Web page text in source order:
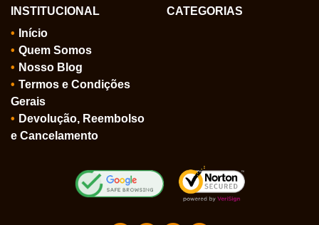
INSTITUCIONAL
Início
Quem Somos
Nosso Blog
Termos e Condições
Gerais
Devolução, Reembolso
e Cancelamento
CATEGORIAS